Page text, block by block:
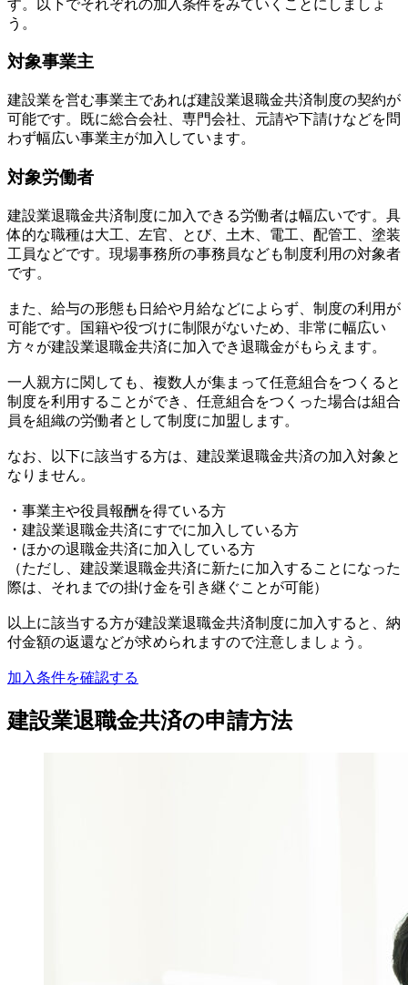
す。以下でそれぞれの加入条件をみていくことにしましょ
う。
対象事業主
建設業を営む事業主であれば建設業退職金共済制度の契約が
可能です。既に総合会社、専門会社、元請や下請けなどを問
わず幅広い事業主が加入しています。
対象労働者
建設業退職金共済制度に加入できる労働者は幅広いです。具
体的な職種は大工、左官、とび、土木、電工、配管工、塗装
工員などです。現場事務所の事務員なども制度利用の対象者
です。
また、給与の形態も日給や月給などによらず、制度の利用が
可能です。国籍や役づけに制限がないため、非常に幅広い
方々が建設業退職金共済に加入でき退職金がもらえます。
一人親方に関しても、複数人が集まって任意組合をつくると
制度を利用することができ、任意組合をつくった場合は組合
員を組織の労働者として制度に加盟します。
なお、以下に該当する方は、建設業退職金共済の加入対象と
なりません。
・事業主や役員報酬を得ている方
・建設業退職金共済にすでに加入している方
・ほかの退職金共済に加入している方
（ただし、建設業退職金共済に新たに加入することになった
際は、それまでの掛け金を引き継ぐことが可能）
以上に該当する方が建設業退職金共済制度に加入すると、納
付金額の返還などが求められますので注意しましょう。
加入条件を確認する
建設業退職金共済の申請方法